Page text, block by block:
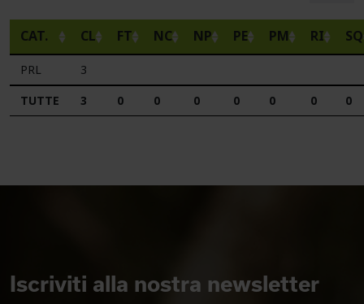
CAT. CL FT NC NP PE PM RI SQ
PRL
3
TUTTE
3 0 0 0 0 0 0 0
Iscriviti alla nostra newsletter